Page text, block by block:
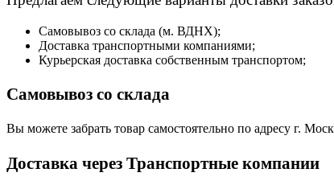
Самовывоз со склада (м. ВДНХ);
Доставка транспортными компаниями;
Курьерская доставка собственным транспортом;
Самовывоз со склада
Вы можете забрать товар самостоятельно по адресу г.
Доставка через Транспортные компании